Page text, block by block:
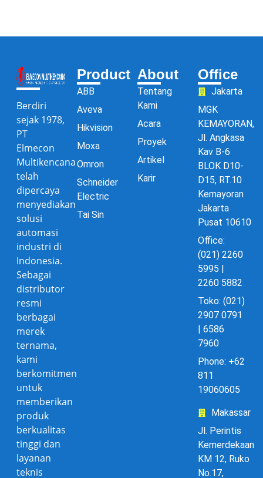
Berdiri
sejak 1978,
PT
Elmecon
Multikencana
telah
dipercaya
menyediakan
solusi
automasi
industri di
Indonesia.
Sebagai
distributor
resmi
berbagai
merek
ternama,
kami
berkomitmen
untuk
memberikan
produk
berkualitas
tinggi dan
layanan
teknis
Product
ABB
Aveva
Hikvision
Moxa
Omron
Schneider
Electric
Tai Sin
About
Tentang
Kami
Acara
Proyek
Artikel
Karir
Office
Jakarta
MGK
KEMAYORAN,
Jl. Angkasa
Kav B-6
BLOK D10-
D15, RT.10
Kemayoran
Jakarta
Pusat 10610
Office:
(021) 2260
5995 |
2260 5882
Toko: (021)
2907 0791
| 6586
7960
Phone: +62
811
19060605
Makassar
Jl. Perintis
Kemerdekaan
KM 12, Ruko
No.17,